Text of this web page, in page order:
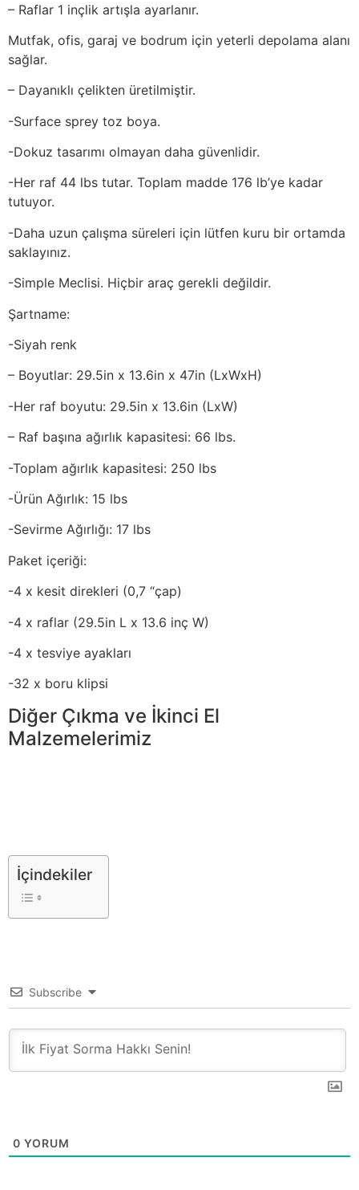
– Raflar 1 inçlik artışla ayarlanır.
Mutfak, ofis, garaj ve bodrum için yeterli depolama alanı
sağlar.
– Dayanıklı çelikten üretilmiştir.
-Surface sprey toz boya.
-Dokuz tasarımı olmayan daha güvenlidir.
-Her raf 44 lbs tutar. Toplam madde 176 lb’ye kadar
tutuyor.
-Daha uzun çalışma süreleri için lütfen kuru bir ortamda
saklayınız.
-Simple Meclisi. Hiçbir araç gerekli değildir.
Şartname:
-Siyah renk
– Boyutlar: 29.5in x 13.6in x 47in (LxWxH)
-Her raf boyutu: 29.5in x 13.6in (LxW)
– Raf başına ağırlık kapasitesi: 66 lbs.
-Toplam ağırlık kapasitesi: 250 lbs
-Ürün Ağırlık: 15 lbs
-Sevirme Ağırlığı: 17 lbs
Paket içeriği:
-4 x kesit direkleri (0,7 “çap)
-4 x raflar (29.5in L x 13.6 inç W)
-4 x tesviye ayakları
-32 x boru klipsi
Diğer Çıkma ve İkinci El
Malzemelerimiz
İçindekiler
Subscribe
0 YORUM